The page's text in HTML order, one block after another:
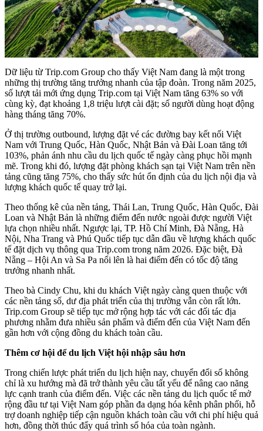
Dữ liệu từ Trip.com Group cho thấy Việt Nam đang là một trong
những thị trường tăng trưởng nhanh của tập đoàn. Trong năm 2025,
số lượt tải mới ứng dụng Trip.com tại Việt Nam tăng 63% so với
cùng kỳ, đạt khoảng 1,8 triệu lượt cài đặt; số người dùng hoạt động
hàng tháng tăng 70%.
Ở thị trường outbound, lượng đặt vé các đường bay kết nối Việt
Nam với Trung Quốc, Hàn Quốc, Nhật Bản và Đài Loan tăng tới
103%, phản ánh nhu cầu du lịch quốc tế ngày càng phục hồi mạnh
mẽ. Trong khi đó, lượng đặt phòng khách sạn tại Việt Nam trên nền
tảng cũng tăng 75%, cho thấy sức hút ổn định của du lịch nội địa và
lượng khách quốc tế quay trở lại.
Theo thống kê của nền tảng, Thái Lan, Trung Quốc, Hàn Quốc, Đài
Loan và Nhật Bản là những điểm đến nước ngoài được người Việt
lựa chọn nhiều nhất. Ngược lại, TP. Hồ Chí Minh, Đà Nẵng, Hà
Nội, Nha Trang và Phú Quốc tiếp tục dẫn đầu về lượng khách quốc
tế đặt dịch vụ thông qua Trip.com trong năm 2026. Đặc biệt, Đà
Nẵng – Hội An và Sa Pa nổi lên là hai điểm đến có tốc độ tăng
trưởng nhanh nhất.
Theo bà Cindy Chu, khi du khách Việt ngày càng quen thuộc với
các nền tảng số, dư địa phát triển của thị trường vẫn còn rất lớn.
Trip.com Group sẽ tiếp tục mở rộng hợp tác với các đối tác địa
phương nhằm đưa nhiều sản phẩm và điểm đến của Việt Nam đến
gần hơn với cộng đồng du khách toàn cầu.
Thêm cơ hội để du lịch Việt hội nhập sâu hơn
Trong chiến lược phát triển du lịch hiện nay, chuyển đổi số không
chỉ là xu hướng mà đã trở thành yêu cầu tất yếu để nâng cao năng
lực cạnh tranh của điểm đến. Việc các nền tảng du lịch quốc tế mở
rộng đầu tư tại Việt Nam góp phần đa dạng hóa kênh phân phối, hỗ
trợ doanh nghiệp tiếp cận nguồn khách toàn cầu với chi phí hiệu quả
hơn, đồng thời thúc đẩy quá trình số hóa của toàn ngành.